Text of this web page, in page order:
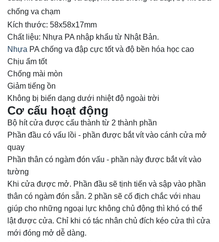
Kích thước: 58x58x17mm
Chất liệu: Nhựa PA nhập khẩu từ Nhật Bản.
Nhựa PA chống va đập cực tốt và độ bền hóa học cao
Chịu ẩm tốt
Chống mài mòn
Giảm tiếng ồn
Không bị biến dạng dưới nhiệt độ ngoài trời
Cơ cấu hoạt động
Bộ hít cửa được cấu thành từ 2 thành phần
Phần đầu có vấu lồi - phần được bắt vít vào cánh cửa mở
quay
Phần thân có ngàm đón vấu - phần này được bắt vít vào
tường
Khi cửa được mở. Phần đầu sẽ tịnh tiến và sập vào phần
thân có ngàm đón sẵn. 2 phần sẽ cố địch chắc với nhau
giúp cho những ngoại lực không chủ động thì khó có thể
lật được cửa. Chỉ khi có tác nhân chủ đích kéo cửa thì cửa
mới đóng mở dễ dàng.